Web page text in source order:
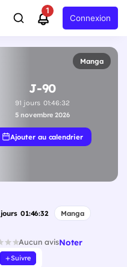
1
Connexion
Manga
J-90
91 jours 01:46:31
5 novembre 2026
Ajouter au calendrier
jours 01:46:31 Manga
Aucun avisNoter
Suivre